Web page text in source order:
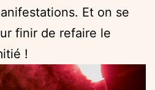
Et on se
finir de refaire le
!